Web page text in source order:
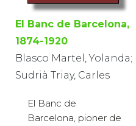
El Banc de Barcelona,
1874-1920
Blasco Martel, Yolanda;
Sudrià Triay, Carles
El Banc de
Barcelona, pioner de